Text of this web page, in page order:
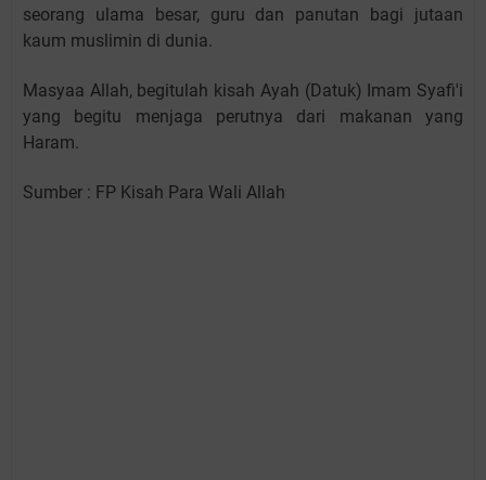
seorang ulama besar, guru dan panutan bagi jutaan
kaum muslimin di dunia.
Masyaa Allah, begitulah kisah Ayah (Datuk) Imam Syafi'i
yang begitu menjaga perutnya dari makanan yang
Haram.
Sumber : FP Kisah Para Wali Allah